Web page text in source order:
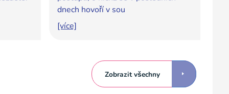
dnech hovoří v sou
[více]
Zobrazit všechny